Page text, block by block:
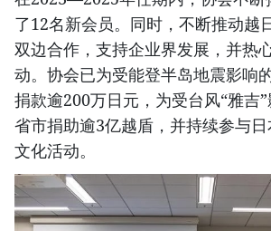
了12名新会员。同时，不断推动越
双边合作，支持企业界发展，并热
动。协会已为受能登半岛地震影响
捐款逾200万日元，为受台风“雅吉
省市捐助逾3亿越盾，并持续参与
文化活动。